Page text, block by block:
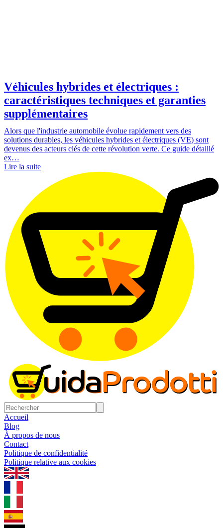
Véhicules hybrides et électriques :
caractéristiques techniques et garanties
supplémentaires
Alors que l'industrie automobile évolue rapidement vers des
solutions durables, les véhicules hybrides et électriques (VE) sont
devenus des acteurs clés de cette révolution verte. Ce guide détaillé
ex…
Lire la suite
Accueil
Blog
À propos de nous
Contact
Politique de confidentialité
Politique relative aux cookies